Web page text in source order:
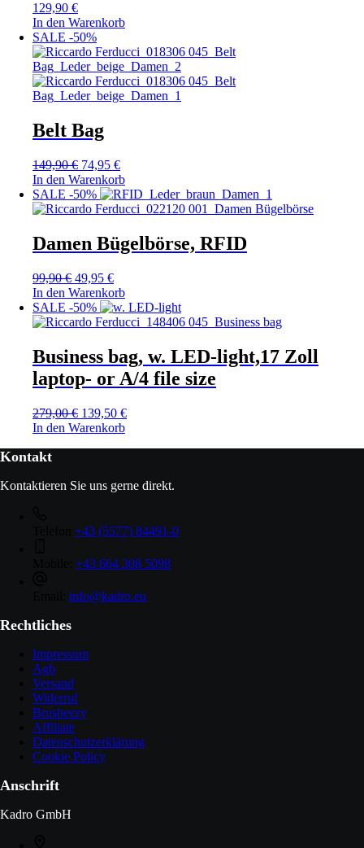
129,90 €
In den Warenkorb
SALE -50%
Belt Bag
149,90€ 74,95 €
In den Warenkorb
SALE -50%
Damen Bügelbörse, RFID
99,90€ 49,95 €
In den Warenkorb
SALE -50%
Business bag, w. LED-light,17 Zoll
laptop- or A/4 file size
279,00€ 139,50 €
In den Warenkorb
Kontakt
Kontaktieren Sie uns gerne direkt.
+43 (5577) 84491-0
+43 664 308 5098
info@kadro.eu
Rechtliches
Impressum
Agb
Versand
Widerruf
Brusheezy
Affiliate
Datenschutzerklärung
Cookie Policy
Anschrift
Kadro GmbH